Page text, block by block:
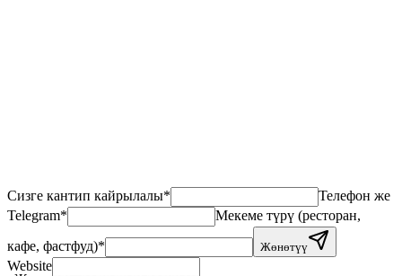
Сизге кантип кайрылалы*
Телефон же
Telegram*
Мекеме түрү (ресторан,
кафе, фастфуд)*
Website
Жөнөтүү